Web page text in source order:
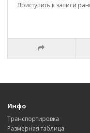
Приступить к записи
Инфо
Транспортировка
Размерная таблица